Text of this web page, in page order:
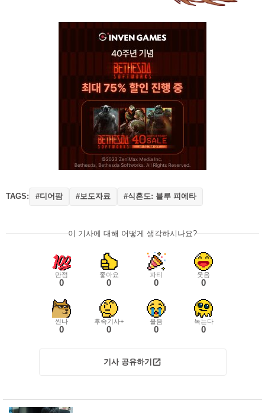
TAGS: #디어팜 #보도자료 #식혼도: 블루 피에타
이 기사에 대해 어떻게 생각하시나요?
만점
0
좋아요
0
파티
0
웃음
0
씬나
0
후속기사+
0
울음
0
녹는다
0
기사 공유하기